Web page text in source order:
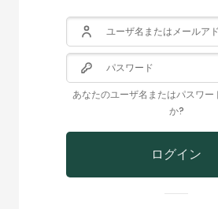
ユーザ名またはメールアドレス
パスワード
あなたのユーザ名またはパスワー
か?
ログイン